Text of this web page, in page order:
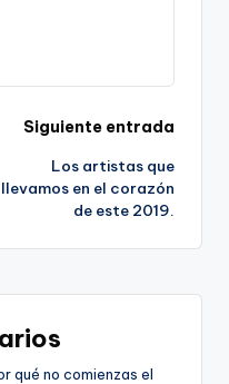
Siguiente entrada
Los artistas que
llevamos en el corazón
de este 2019.
qué no comienzas el